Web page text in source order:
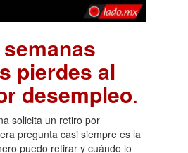
pierdes al
desempleo.
solicita un retiro por
pregunta casi siempre es la
puedo retirar y cuándo lo